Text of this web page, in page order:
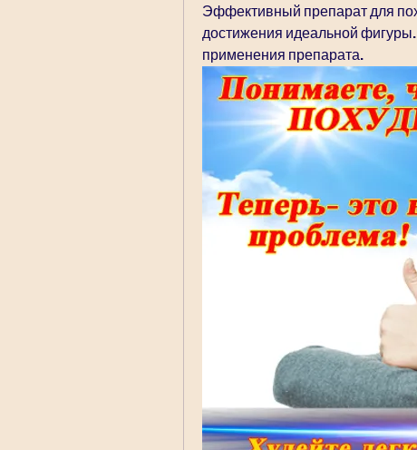
Эффективный препарат для
достижения идеальной
применения препарата.